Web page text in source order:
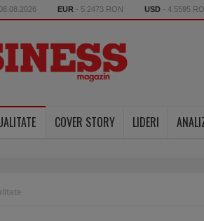
EUR - 5.2473 RON USD - 4.5595
COVER STORY LIDERI